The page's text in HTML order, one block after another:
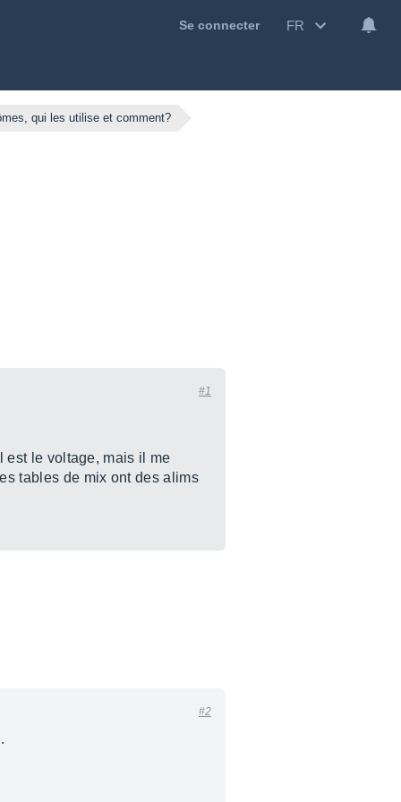
Se connecter FR
qui les utilise et comment?
#1
est le voltage, mais il me
tables de mix ont des alims
#2